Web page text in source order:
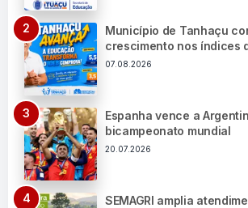
Município de Tanhaçu
crescimento nos índices
07.08.2026
Espanha vence a
bicampeonato mundial
20.07.2026
SEMAGRI amplia